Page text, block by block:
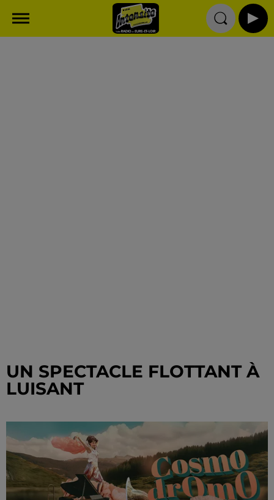
UN SPECTACLE FLOTTANT À
LUISANT